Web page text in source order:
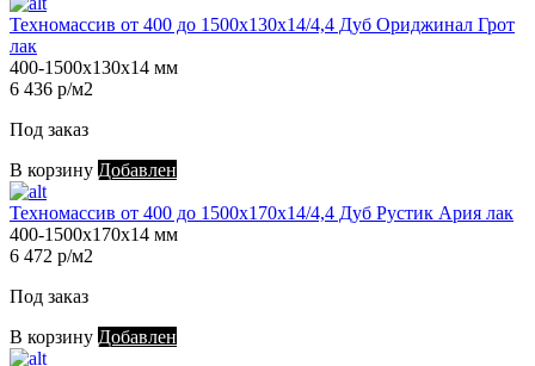
Техномассив от 400 до 1500х130х14/4,4 Дуб Ориджинал Грот
лак
400-1500х130х14 мм
6 436 р/м2
Под заказ
В корзину Добавлен
Техномассив от 400 до 1500х170х14/4,4 Дуб Рустик Ария лак
400-1500х170х14 мм
6 472 р/м2
Под заказ
В корзину Добавлен